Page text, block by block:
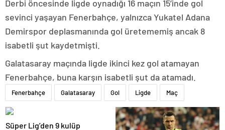
Derbi öncesinde ligde oynadığı 16 maçın 15’inde gol
sevinci yaşayan Fenerbahçe, yalnızca Yukatel Adana
Demirspor deplasmanında gol üretememiş ancak 8
isabetli şut kaydetmişti.
Galatasaray maçında ligde ikinci kez gol atamayan
Fenerbahçe, buna karşın isabetli şut da atamadı.
Fenerbahçe Galatasaray Gol Ligde Maç
Süper Lig’den 9 kulüp